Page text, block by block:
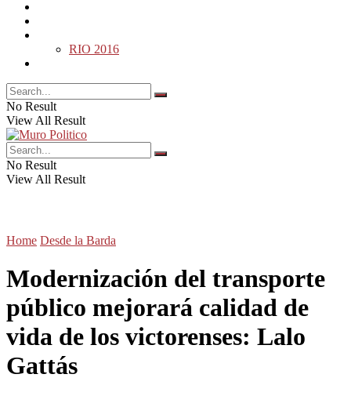
RIO 2016
No Result
View All Result
No Result
View All Result
Home Desde la Barda
Modernización del transporte
público mejorará calidad de
vida de los victorenses: Lalo
Gattás